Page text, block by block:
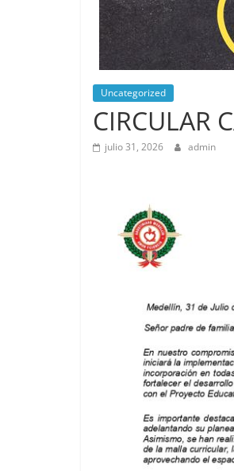
Uncategorized
CIRCULAR
julio 31, 2026 admin